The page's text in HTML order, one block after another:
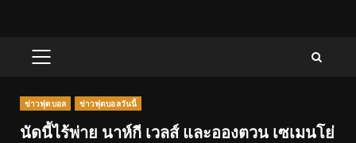
PRIMARY
ข่าวฟุตบอล ข่าวฟุตบอลวันนี้
นัดนี้ไร้พ่าย นาห์กี เวลส์ และอองตวน เซเมนโย่